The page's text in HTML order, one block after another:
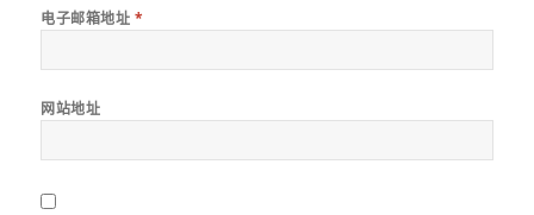
电子邮箱地址 *
网站地址